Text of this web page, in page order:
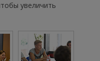
увеличить